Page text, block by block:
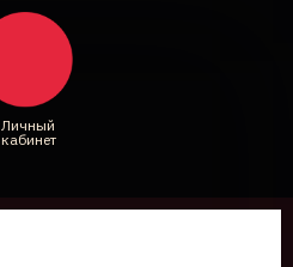
Личный
кабинет